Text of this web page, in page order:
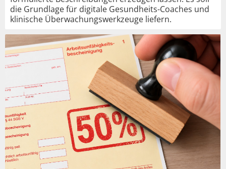
die Grundlage für digitale Gesundheits-Coaches und
klinische Überwachungswerkzeuge liefern.